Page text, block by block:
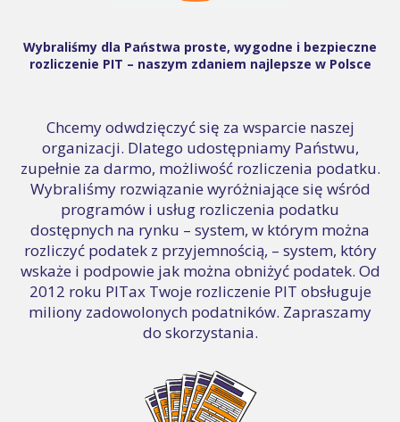
Wybraliśmy dla Państwa proste, wygodne i bezpieczne
rozliczenie PIT – naszym zdaniem najlepsze w Polsce
Chcemy odwdzięczyć się za wsparcie naszej
organizacji. Dlatego udostępniamy Państwu,
zupełnie za darmo, możliwość rozliczenia podatku.
Wybraliśmy rozwiązanie wyróżniające się wśród
programów i usług rozliczenia podatku
dostępnych na rynku – system, w którym można
rozliczyć podatek z przyjemnością, – system, który
wskaże i podpowie jak można obniżyć podatek. Od
2012 roku PITax Twoje rozliczenie PIT obsługuje
miliony zadowolonych podatników. Zapraszamy
do skorzystania.